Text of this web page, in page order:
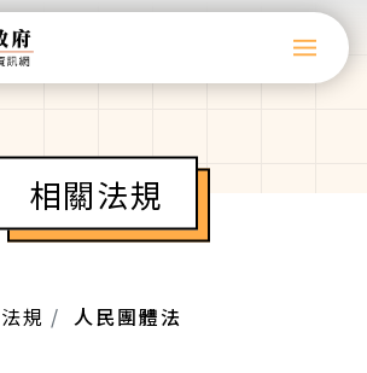
相關法規
規 人民團體法